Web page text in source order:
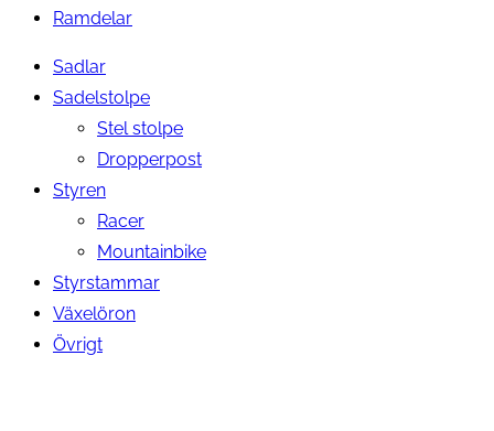
Ramdelar
Sadlar
Sadelstolpe
Stel stolpe
Dropperpost
Styren
Racer
Mountainbike
Styrstammar
Växelöron
Övrigt